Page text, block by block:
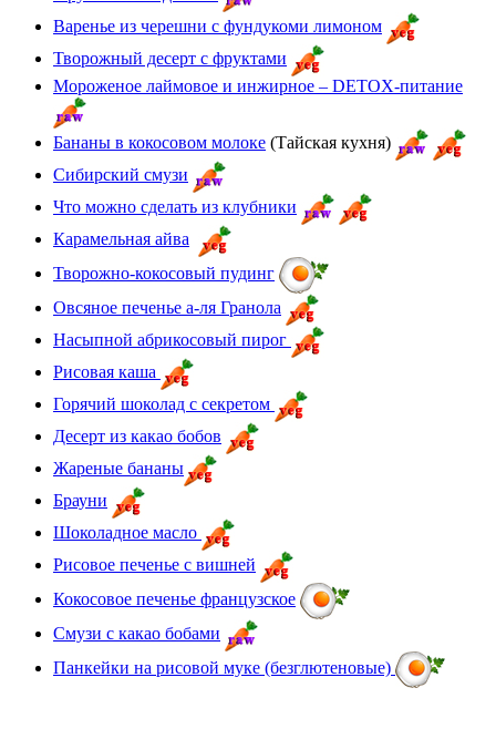
Варенье из черешни с фундукоми лимоном
Творожный десерт с фруктами
Мороженое лаймовое и инжирное – DETOX-питание
Бананы в кокосовом молоке (Тайская кухня)
Сибирский смузи
Что можно сделать из клубники
Карамельная айва
Творожно-кокосовый пудинг
Овсяное печенье а-ля Гранола
Насыпной абрикосовый пирог
Рисовая каша
Горячий шоколад с секретом
Десерт из какао бобов
Жареные бананы
Брауни
Шоколадное масло
Рисовое печенье с вишней
Кокосовое печенье французское
Смузи с какао бобами
Панкейки на рисовой муке (безглютеновые)